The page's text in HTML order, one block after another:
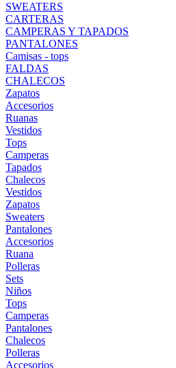
SWEATERS
CARTERAS
CAMPERAS Y TAPADOS
PANTALONES
Camisas - tops
FALDAS
CHALECOS
Zapatos
Accesorios
Ruanas
Vestidos
Tops
Camperas
Tapados
Chalecos
Vestidos
Zapatos
Sweaters
Pantalones
Accesorios
Ruana
Polleras
Sets
Niños
Tops
Camperas
Pantalones
Chalecos
Polleras
Accesorios